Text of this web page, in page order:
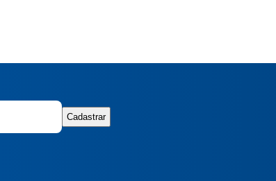
Cadastrar